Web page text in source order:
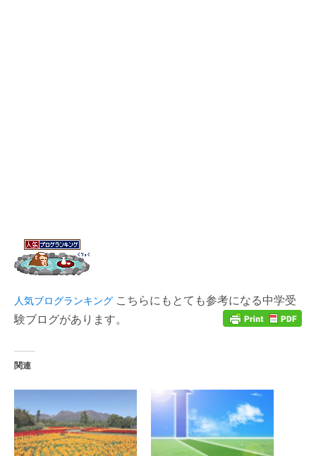
人気ブログランキング こちらにもとても参考になる中学受
験ブログがあります。
関連